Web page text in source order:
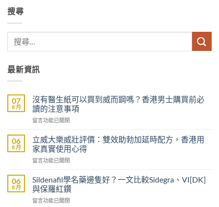
搜尋
最新資訊
07
8 月
沒有醫生紙可以買到威而鋼嗎？香港男士購買前必
讀的注意事項
在
有
醫
生
紙
以
買
到
威
留言功能已關閉
06
8 月
立威大樂威壯評價：雙效助勃加延時配方，香港用
家真實使用心得
在
威
大
樂
威
留言功能已關閉
06
8 月
Sildenafil學名藥邊隻好？一文比較Sidegra、VI[DK]
與保羅紅鑽
在
留言功能已關閉